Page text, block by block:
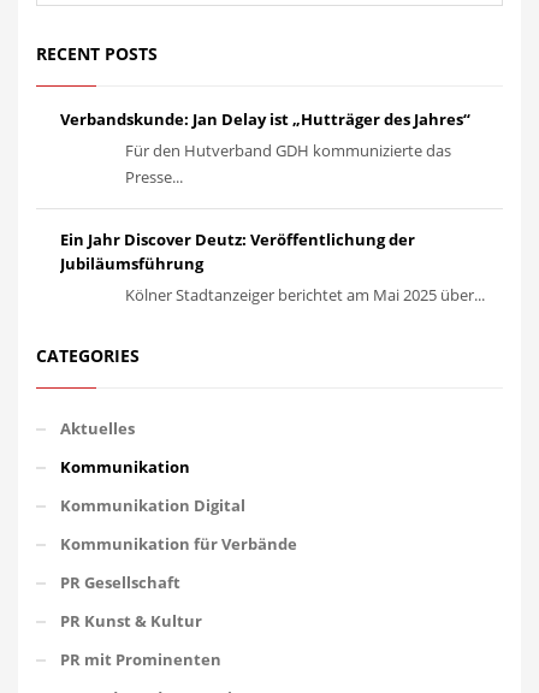
RECENT POSTS
Verbandskunde: Jan Delay ist „Hutträger des Jahres“
Für den Hutverband GDH kommunizierte das
Presse...
Ein Jahr Discover Deutz: Veröffentlichung der
Jubiläumsführung
Kölner Stadtanzeiger berichtet am Mai 2025 über...
CATEGORIES
Aktuelles
Kommunikation
Kommunikation Digital
Kommunikation für Verbände
PR Gesellschaft
PR Kunst & Kultur
PR mit Prominenten